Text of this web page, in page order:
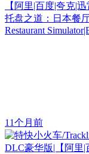
【阿里|百度|夸克|迅
托盘之道：日本餐厅
Restaurant
11个月前